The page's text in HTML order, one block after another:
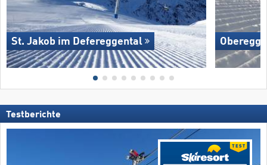
St. Jakob im Defereggental
Testberichte